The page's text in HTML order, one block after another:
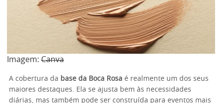
Imagem: Canva
A cobertura da base da Boca Rosa é realmente um dos seus
maiores destaques. Ela se ajusta bem às necessidades
diárias, mas também pode ser construída para eventos mais